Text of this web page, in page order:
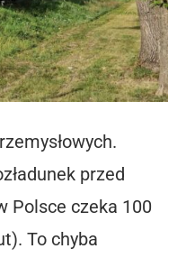
przed
Polsce czeka 100
To chyba